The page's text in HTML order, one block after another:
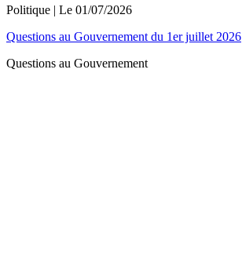
Politique | Le 01/07/2026
Questions au Gouvernement du 1er juillet 2026
Questions au Gouvernement